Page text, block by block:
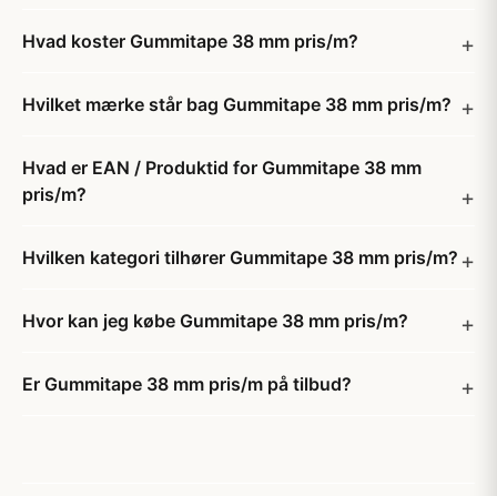
Hvad koster Gummitape 38 mm pris/m?
Hvilket mærke står bag Gummitape 38 mm pris/m?
Hvad er EAN / Produktid for Gummitape 38 mm
pris/m?
Hvilken kategori tilhører Gummitape 38 mm pris/m?
Hvor kan jeg købe Gummitape 38 mm pris/m?
Er Gummitape 38 mm pris/m på tilbud?